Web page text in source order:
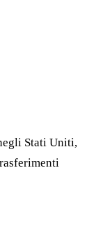
Stati Uniti,